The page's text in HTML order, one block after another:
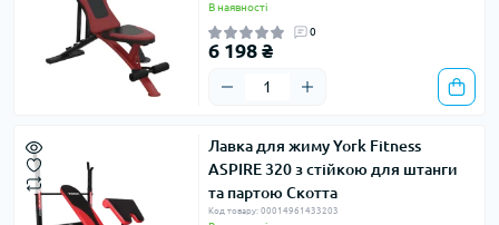
В наявності
0
6 198 ₴
Лавка для жиму York Fitness
ASPIRE 320 з стійкою для штанги
та партою Скотта
Код товару: 00014961433203